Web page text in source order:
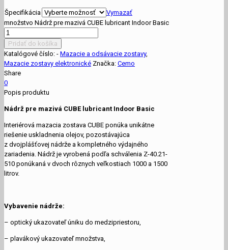
Špecifikácia
Vymazať
množstvo Nádrž pre mazivá CUBE lubricant Indoor Basic
Pridať do košíka
Katalógové číslo: - Mazacie a odsávacie zostavy,
Mazacie zostavy elektronické Značka: Cemo
Share
0
Popis produktu
Nádrž pre mazivá CUBE lubricant Indoor Basic
Interiérová mazacia zostava CUBE ponúka unikátne
riešenie uskladnenia olejov, pozostávajúca
z dvojplášťovej nádrže a kompletného výdajného
zariadenia. Nádrž je vyrobená podľa schválenia Z-40.21-
510 ponúkaná v dvoch rôznych veľkostiach 1000 a 1500
litrov.
Vybavenie nádrže:
– optický ukazovateľ úniku do medzipriestoru,
– plavákový ukazovateľ množstva,